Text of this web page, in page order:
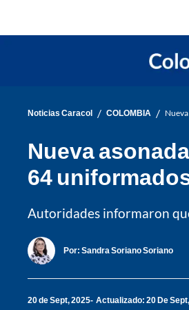
Noticias Caracol / COLOMBIA /
Nueva
64
Autoridades informaron
Por: Sandra Soriano Soriano
20 de Sept, 2025 Actualizado: 20 De